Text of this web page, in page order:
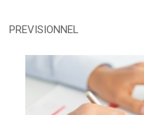
PREVISIONNEL